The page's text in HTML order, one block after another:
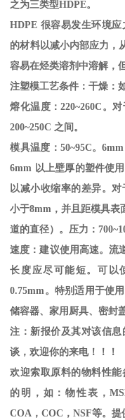
之为三类型HDPE。
HDPE 很容易发生环境
的材料以减小内部应力，
容易在烃类溶剂中溶解，
注塑模工艺条件：干燥：
熔化温度：220~260C 。
200~250C 之间。
模具温度： 50~95C。6mm
6mm 以上壁厚的塑件使
以减小收缩率的差异。
小于8mm ，并且距模具
道的直径）。压力：
速度：建议使用高速。流
长度应尽可能短。可以
0.75mm。特别适用于使
储容器、家用厨具、密封
注：新报价及其对该信
谈，欢迎你的来电！！！
欢迎索取原料的物料性
的明，如：物性表，
COA ，COC ，NSF等。提